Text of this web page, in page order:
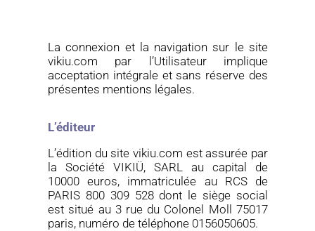
Laconnexion et la navigation sur le site
vikiu.com par l’Utilisateur implique
acceptation intégrale et sans réserve des
présentes mentions légales.
L’éditeur
L’édition du site vikiu.com est assurée par
la SociétéVIKIÜ, SARL au capital de
10000 euros, immatriculée au RCS de
PARIS 800 309 528 dont le siège social
est situé au 3 rue du Colonel Moll 75017
paris, numéro de téléphone 0156050605.